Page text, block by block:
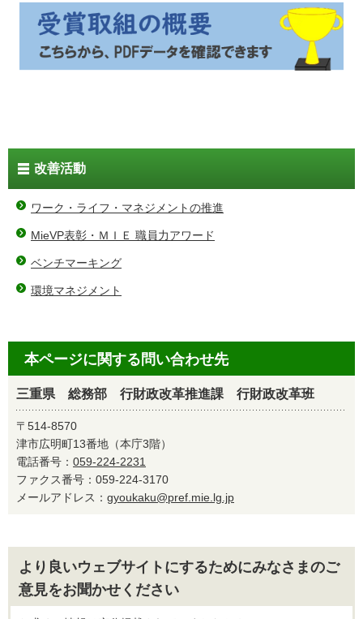
改善活動
ワーク・ライフ・マネジメントの推進
MieVP表彰・ＭＩＥ 職員力アワード
ベンチマーキング
環境マネジメント
本ページに関する問い合わせ先
三重県 総務部 行財政改革推進課 行財政改革班
〒514-8570
津市広明町13番地（本庁3階）
電話番号： 059-224-2231
ファクス番号：059-224-3170
メールアドレス： gyoukaku@pref.mie.lg.jp
より良いウェブサイトにするためにみなさまのご
意見をお聞かせください